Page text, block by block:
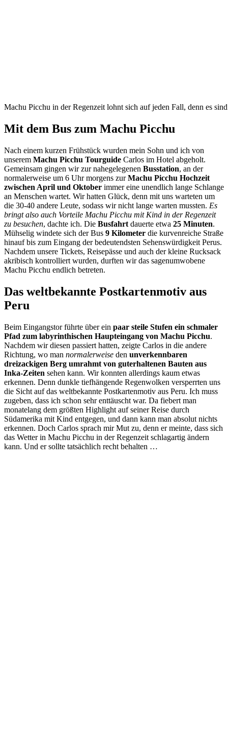
Machu Picchu in der Regenzeit lohnt sich auf jeden Fall, denn es
Mit dem Bus zum Machu Picchu
Nach einem kurzen Frühstück wurden mein Sohn und ich von
unserem Machu Picchu Tourguide Carlos im Hotel abgeholt.
Gemeinsam gingen wir zur nahegelegenen Busstation, an der
normalerweise um 6 Uhr morgens zurMachu Picchu Hochzeit
zwischen April und Oktober immer eine unendlich lange Schlange
an Menschen wartet. Wir hatten Glück, denn mit uns warteten um
die 30-40 andere Leute, sodass wir nicht lange warten mussten. Es
bringt also auch Vorteile Machu Picchu mit Kind in der Regenzeit
zu besuchen, dachte ich. Die Busfahrt dauerte etwa 25 Minuten.
Mühselig windete sich der Bus 9 Kilometer die kurvenreiche Straße
hinauf bis zum Eingang der bedeutendsten Sehenswürdigkeit Perus.
Nachdem unsere Tickets, Reisepässe und auch der kleine Rucksack
akribisch kontrolliert wurden, durften wir das sagenumwobene
Machu Picchu endlich betreten.
Das weltbekannte Postkartenmotiv aus
Peru
Beim Eingangstor führte über ein paar steile Stufen ein schmaler
Pfad zum labyrinthischen Haupteingang von Machu Picchu.
Nachdem wir diesen passiert hatten, zeigte Carlos in die andere
Richtung, wo man normalerweise den unverkennbaren
dreizackigen Berg umrahmt von guterhaltenen Bauten aus
Inka-Zeiten sehen kann. Wir konnten allerdings kaum etwas
erkennen. Denn dunkle tiefhängende Regenwolken versperrten uns
die Sicht auf das weltbekannte Postkartenmotiv aus Peru. Ich muss
zugeben, dass ich schon sehr enttäuscht war. Da fiebert man
monatelang dem größten Highlight auf seiner Reise durch
Südamerika mit Kind entgegen, und dann kann man absolut nichts
erkennen. Doch Carlos sprach mir Mut zu, denn er meinte, dass sich
das Wetter in Machu Picchu in der Regenzeit schlagartig ändern
kann. Und er sollte tatsächlich recht behalten …